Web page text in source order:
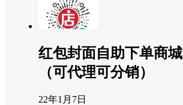
红包封面自助下单商城
（可代理可分销）
22年1月7日